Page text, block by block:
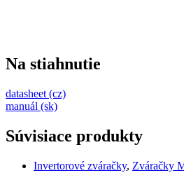
Na stiahnutie
datasheet (cz)
manuál (sk)
Súvisiace produkty
Invertorové zváračky, Zváračky